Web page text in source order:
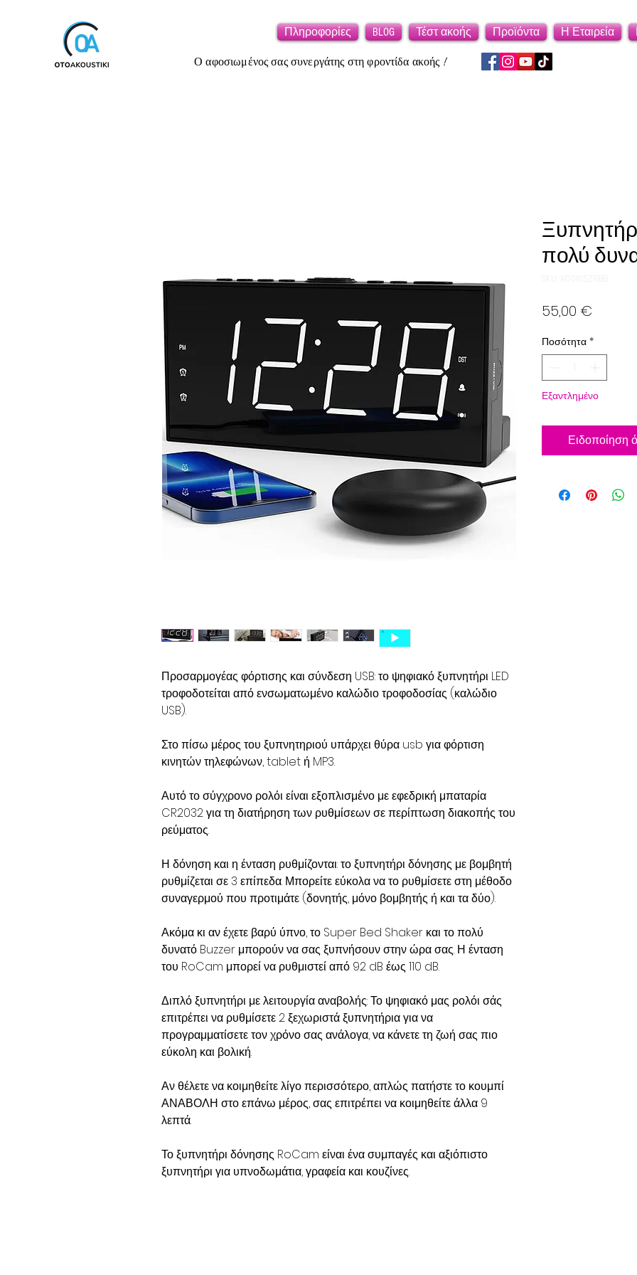
Πληροφορίες BLOG Τέστ ακοής Προϊόντα Η Εταιρεία
Ο αφοσιωμένος σας συνεργάτης στη φροντίδα ακοής !
Προσαρμογέας φόρτισης και σύνδεση USB:το ψηφιακό ξυπνητήρι LED
τροφοδοτείται από ενσωματωμένο καλώδιο τροφοδοσίας (καλώδιο
USB).
Στο πίσω μέρος του ξυπνητηριού υπάρχει θύρα usb για φόρτιση
κινητών τηλεφώνων, tablet ή MP3.
Αυτό το σύγχρονο ρολόι είναι εξοπλισμένο με εφεδρική μπαταρία
CR2032 για τη διατήρηση των ρυθμίσεων σε περίπτωση διακοπής του
ρεύματος.
Η δόνηση και η ένταση ρυθμίζονται:το ξυπνητήρι δόνησης με βομβητή
ρυθμίζεται σε 3 επίπεδα. Μπορείτε εύκολα να το ρυθμίσετε στη μέθοδο
συναγερμού που προτιμάτε (δονητής, μόνο βομβητής ή και τα δύο).
Ακόμα κι αν έχετε βαρύ ύπνο, το Super Bed Shaker και το πολύ
δυνατό Buzzer μπορούν να σας ξυπνήσουν στην ώρα σας. Η ένταση
του RoCam μπορεί να ρυθμιστεί από 92 dB έως 110 dB.
Διπλό ξυπνητήρι με λειτουργία αναβολής:Το ψηφιακό μας ρολόι σάς
επιτρέπει να ρυθμίσετε 2 ξεχωριστά ξυπνητήρια για να
προγραμματίσετε τον χρόνο σας ανάλογα, να κάνετε τη ζωή σας πιο
εύκολη και βολική.
Αν θέλετε να κοιμηθείτε λίγο περισσότερο, απλώς πατήστε το κουμπί
ΑΝΑΒΟΛΗ στο επάνω μέρος, σας επιτρέπει να κοιμηθείτε άλλα 9
λεπτά.
Το ξυπνητήρι δόνησης RoCam είναι ένα συμπαγές και αξιόπιστο
ξυπνητήρι για υπνοδωμάτια, γραφεία και κουζίνες.
πολύ
55,00 €
Ποσότητα *
Εξαντλημένο
Ειδοποίηση